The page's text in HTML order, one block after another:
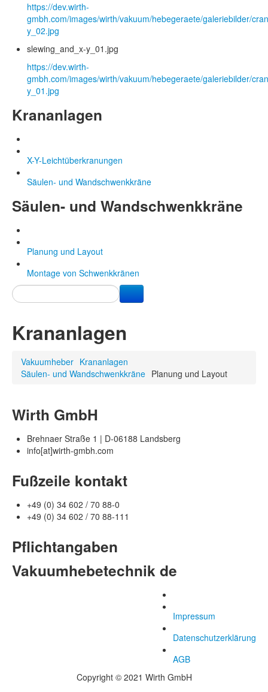
https://dev.wirth-
gmbh.com/images/wirth/vakuum/hebegeraete/galeriebilder/
y_02.jpg
slewing_and_x-y_01.jpg
https://dev.wirth-
gmbh.com/images/wirth/vakuum/hebegeraete/galeriebilder/
y_01.jpg
Krananlagen
X-Y-Leichtüberkranungen
Säulen- und Wandschwenkkräne
Säulen- und Wandschwenkkräne
Planung und Layout
Montage von Schwenkkränen
Krananlagen
Vakuumheber Krananlagen
Säulen- und Wandschwenkkräne Planung und Layout
Wirth GmbH
Brehnaer Straße 1 | D-06188 Landsberg
info[at]wirth-gmbh.com
Fußzeile kontakt
+49 (0) 34 602 / 70 88-0
+49 (0) 34 602 / 70 88-111
Pflichtangaben
Vakuumhebetechnik de
Impressum
Datenschutzerklärung
AGB
Copyright © 2021 Wirth GmbH